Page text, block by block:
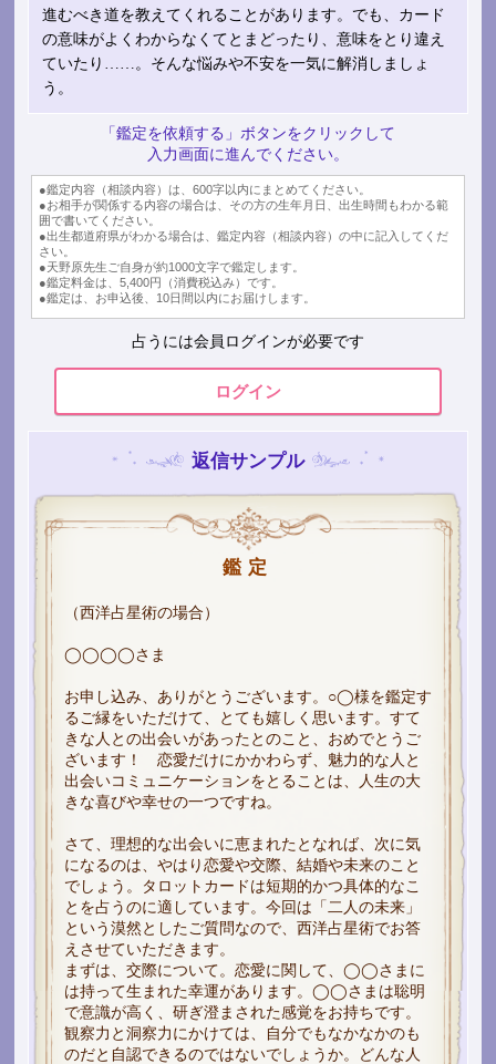
進むべき道を教えてくれることがあります。でも、カード
の意味がよくわからなくてとまどったり、意味をとり違え
ていたり……。そんな悩みや不安を一気に解消しましょ
う。
「鑑定を依頼する」ボタンをクリックして
入力画面に進んでください。
●鑑定内容（相談内容）は、600字以内にまとめてください。
●お相手が関係する内容の場合は、その方の生年月日、出生時間もわかる範
囲で書いてください。
●出生都道府県がわかる場合は、鑑定内容（相談内容）の中に記入してくだ
さい。
●天野原先生ご自身が約1000文字で鑑定します。
●鑑定料金は、5,400円（消費税込み）です。
●鑑定は、お申込後、10日間以内にお届けします。
占うには会員ログインが必要です
ログイン
返信サンプル
鑑定
（西洋占星術の場合）
◯◯◯◯さま
お申し込み、ありがとうございます。○◯様を鑑定す
るご縁をいただけて、とても嬉しく思います。すて
きな人との出会いがあったとのこと、おめでとうご
ざいます！ 恋愛だけにかかわらず、魅力的な人と
出会いコミュニケーションをとることは、人生の大
きな喜びや幸せの一つですね。
さて、理想的な出会いに恵まれたとなれば、次に気
になるのは、やはり恋愛や交際、結婚や未来のこと
でしょう。タロットカードは短期的かつ具体的なこ
とを占うのに適しています。今回は「二人の未来」
という漠然としたご質問なので、西洋占星術でお答
えさせていただきます。
まずは、交際について。恋愛に関して、◯◯さまに
は持って生まれた幸運があります。◯◯さまは聡明
で意識が高く、研ぎ澄まされた感覚をお持ちです。
観察力と洞察力にかけては、自分でもなかなかのも
のだと自認できるのではないでしょうか。どんな人